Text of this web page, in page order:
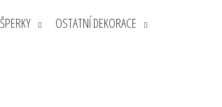
ŠPERKY
OSTATNÍ DEKORACE